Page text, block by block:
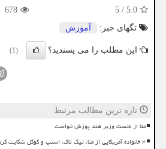
5.0
/
5
678
تگهای خبر:
آموزش
این مطلب را می پسندید؟ (1)
تازه ترین مطالب مرتبط
متا از نخست وزیر هند پوزش خواست
۴ خانواده آمریکایی از متا، تیک تاک، اسنپ و گوگل شکایت کردند